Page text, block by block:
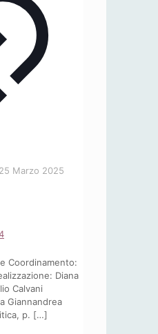
25 Marzo 2025
Coordinamento:
Diana
Calvani
Giannandrea
p. […]